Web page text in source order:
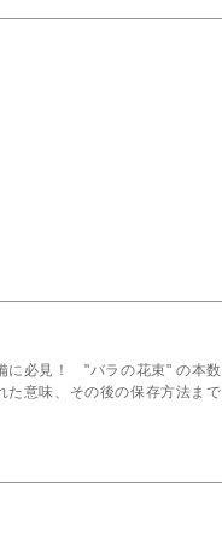
に必見！ "バラの花束" の本数
た意味、その後の保存方法まで